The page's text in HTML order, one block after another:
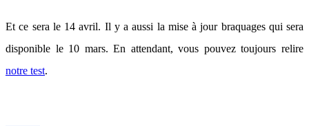
Et ce sera le 14 avril. Il y a aussi la mise à jour braquages qui sera
disponible le 10 mars. En attendant, vous pouvez toujours relire
notre test.